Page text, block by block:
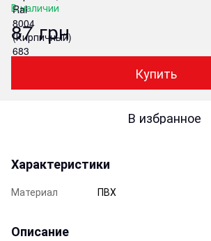
В наличии
87 грн
Купить
В избранное
Характеристики
Материал ПВХ
Описание